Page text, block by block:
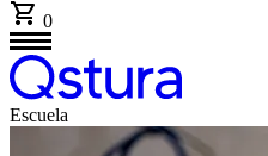
0
Escuela